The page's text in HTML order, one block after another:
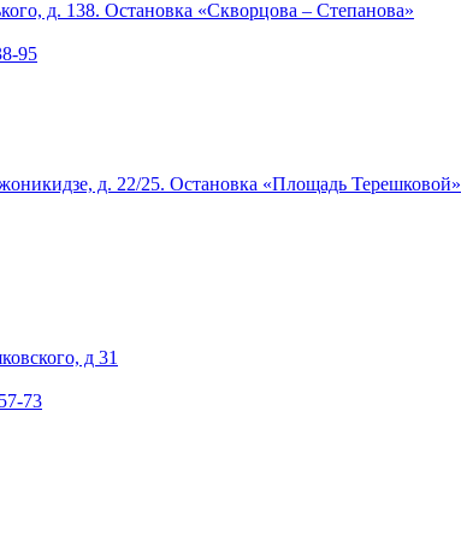
д. 138. Остановка «Скворцова – Степанова»
95
д. 22/25. Остановка «Площадь Терешковой»
д 31
73